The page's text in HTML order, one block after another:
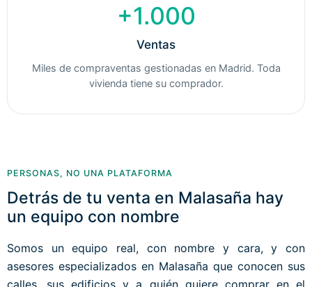
+1.000
Ventas
Miles de compraventas gestionadas en Madrid. Toda
vivienda tiene su comprador.
PERSONAS, NO UNA PLATAFORMA
Detrás de tu venta en Malasaña hay
un equipo con nombre
Somos un equipo real, con nombre y cara, y con
asesores especializados en Malasaña que conocen sus